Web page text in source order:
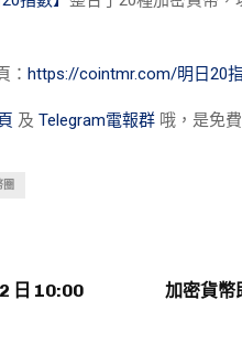
： https://cointmr.com/明日20
及 Telegram電報群 哦，是免
圈
日 10:00
加密貨幣